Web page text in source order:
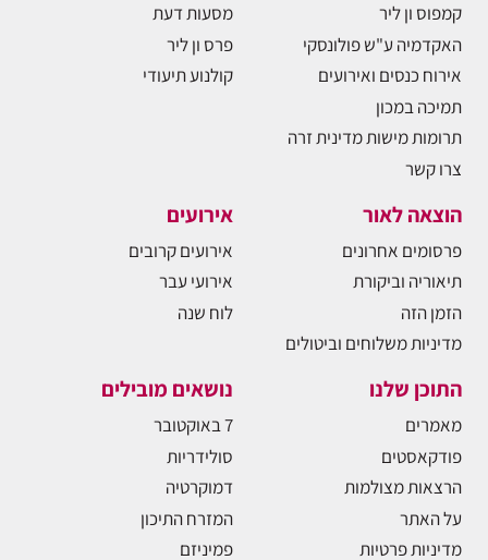
קמפוס ון ליר
האקדמיה ע"ש פולונסקי
אירוח כנסים ואירועים
תמיכה במכון
תרומות מישות מדינית זרה
צרו קשר
מסעות דעת
פרס ון ליר
קולנוע תיעודי
הוצאה לאור
פרסומים אחרונים
תיאוריה וביקורת
הזמן הזה
מדיניות משלוחים וביטולים
אירועים
אירועים קרובים
אירועי עבר
לוח שנה
התוכן שלנו
מאמרים
פודקאסטים
הרצאות מצולמות
על האתר
מדיניות פרטיות
נושאים מובילים
7 באוקטובר
סולידריות
דמוקרטיה
המזרח התיכון
פמיניזם